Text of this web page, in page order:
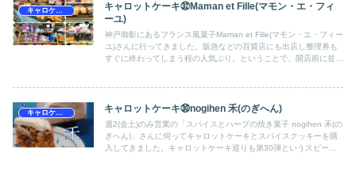
キャロットケーキ㉜Maman et Fille(マモン・エ・フィ
ーユ)
神戸御影にあるフランス風菓子Maman et Fille(マモン・エ・フィー
ユ)さんに行ってきました。阪急などの百貨店にも出店し整理券も
すぐに終わってしまう程の人気ぶり。ということで、開店前に並ん
キャロットケーキ㉚nogihen 禾(のぎへん)
週2(金土)のみ営業の「スパイスとハーブの焼き菓子 nogihen 禾(の
ぎへん)」さんに伺ってキャロットケーキとスパイスクッキーを購
入してきました。キャロットケーキ巡りも第30弾というスピーデ